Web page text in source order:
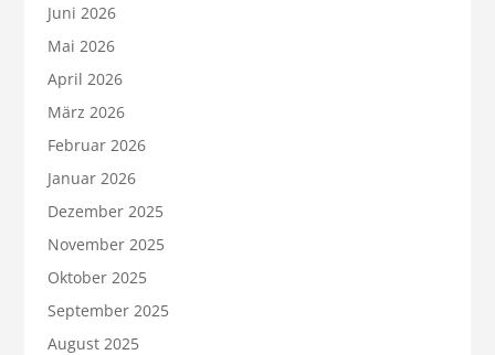
Juni 2026
Mai 2026
April 2026
März 2026
Februar 2026
Januar 2026
Dezember 2025
November 2025
Oktober 2025
September 2025
August 2025